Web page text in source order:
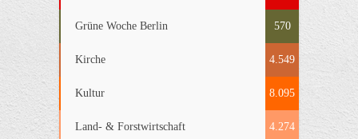
Grüne Woche Berlin 570
Kirche 4.549
Kultur 8.095
Land- & Forstwirtschaft 4.274